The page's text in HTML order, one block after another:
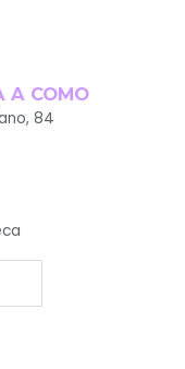
A COMO
84